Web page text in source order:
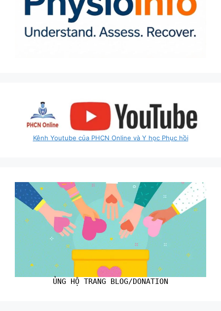
Kênh Youtube của PHCN Online và Y học Phục hồi
ỦNG HỘ TRANG BLOG/DONATION